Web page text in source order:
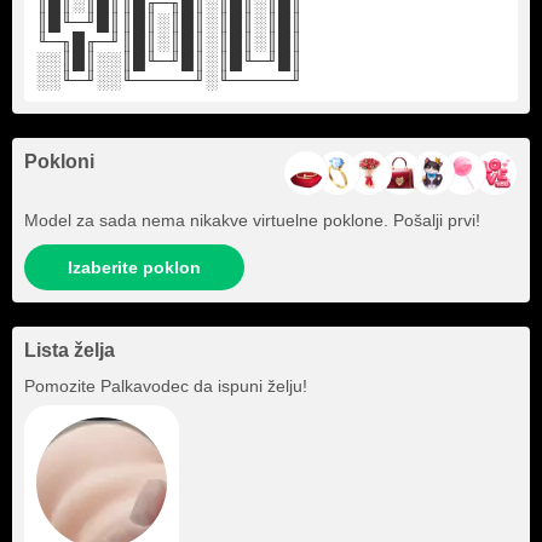
║█╙─╜█║║█║░║█║░║█║░║█║
╙─╖█╓─╜║█║░║█║░║█║░║█║
░░║█║░░║█╙─╜█║░║█╙─╜█║
░░╙─╜░░╙─────╜░╙─────╜
Pokloni
Model za sada nema nikakve virtuelne poklone. Pošalji prvi!
Izaberite poklon
Lista želja
Pomozite Palkavodec da ispuni želju!